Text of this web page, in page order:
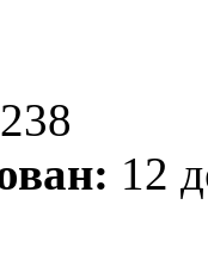
238
12